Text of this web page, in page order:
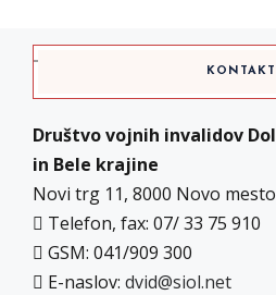
KONTAKTI
Društvo vojnih invalidov
in Bele krajine
Novi trg 11, 8000 Novo mesto
Telefon, fax: 07/ 33 75 910
GSM: 041/909 300
E-naslov: dvid@siol.net